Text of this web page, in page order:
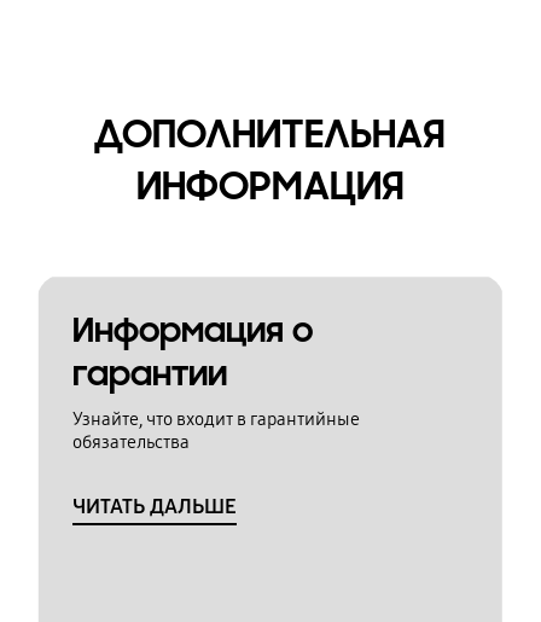
ДОПОЛНИТЕЛЬНАЯ
ИНФОРМАЦИЯ
Информация о
гарантии
Узнайте, что входит в гарантийные
обязательства
ЧИТАТЬ ДАЛЬШЕ